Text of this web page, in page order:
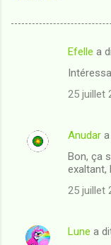
e
r
Efelle a
25 juillet
Anudar a
Bon, ça
exaltant,
25 juillet
Lune a